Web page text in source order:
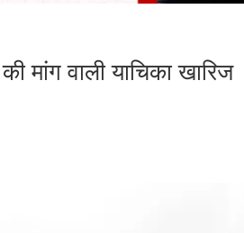
मांग वाली याचिका खारिज